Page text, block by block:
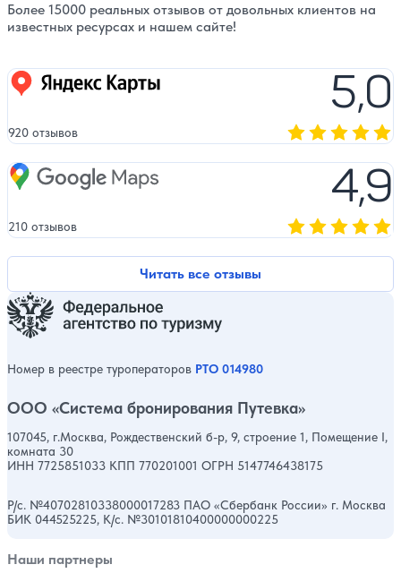
Более 15000 реальных отзывов от довольных клиентов на
известных ресурсах и нашем сайте!
Читать все отзывы
Яндекс карты 5,0
920 отзывов
Google Maps 4,9
210 отзывов
Номер в реестре туроператоров РТО 014980
ООО «Система бронирования Путевка»
107045, г.Москва, Рождественский б-р, 9, строение 1, Помещение I,
комната 30
ИНН 7725851033 КПП 770201001 ОГРН 5147746438175
Р/с. №40702810338000017283 ПАО «Сбербанк России» г. Москва
БИК 044525225, К/с. №30101810400000000225
Наши партнеры